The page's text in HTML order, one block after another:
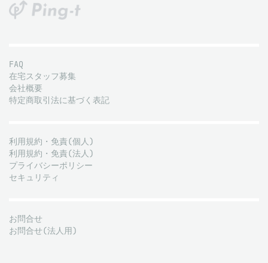
FAQ
在宅スタッフ募集
会社概要
特定商取引法に基づく表記
利用規約・免責(個人)
利用規約・免責(法人)
プライバシーポリシー
セキュリティ
お問合せ
お問合せ(法人用)